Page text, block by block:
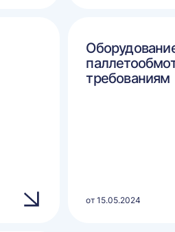
требованиям
от 15.05.2024